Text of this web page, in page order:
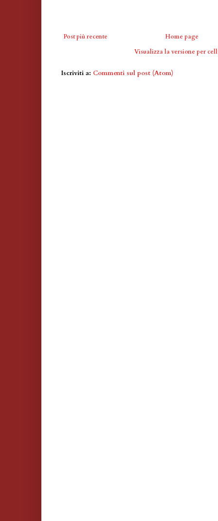
Post più recente
Home page
Visualizza la versione per
Iscriviti a: Commenti sul post (Atom)